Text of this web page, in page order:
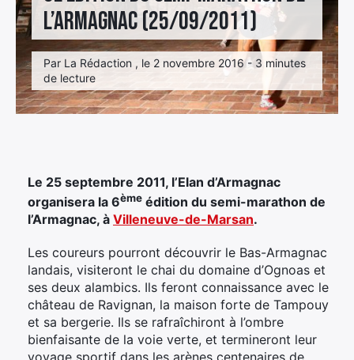
l’armagnac (25/09/2011)
Par La Rédaction , le 2 novembre 2016 - 3 minutes
de lecture
Le 25 septembre 2011, l’Elan d’Armagnac
organisera la 6ème édition du semi-marathon de
l’Armagnac, à Villeneuve-de-Marsan.
Les coureurs pourront découvrir le Bas-Armagnac
landais, visiteront le chai du domaine d’Ognoas et
ses deux alambics. Ils feront connaissance avec le
château de Ravignan, la maison forte de Tampouy
et sa bergerie. Ils se rafraîchiront à l’ombre
bienfaisante de la voie verte, et termineront leur